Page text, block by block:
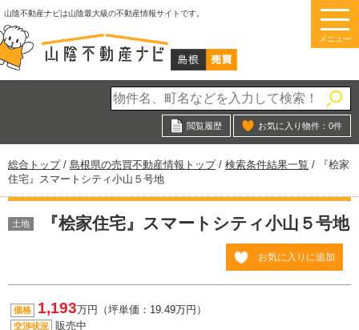
このページの本文へ
山陰不動産ナビは山陰最大級の不動産情報サイトです。
メニュー
閲覧履歴 お気に入り物件： 0件
現
在
の
置：
総合トップ/ 島根県の売買不動産情報トップ/ 検索条件結果一覧 /
『桧家
住宅』スマートシティ小山５号地
土地 『桧家住宅』スマートシティ小山５号地
お気に入りに追加
価格 1,193万円（坪単価：19.49万円）
交渉状況 販売中